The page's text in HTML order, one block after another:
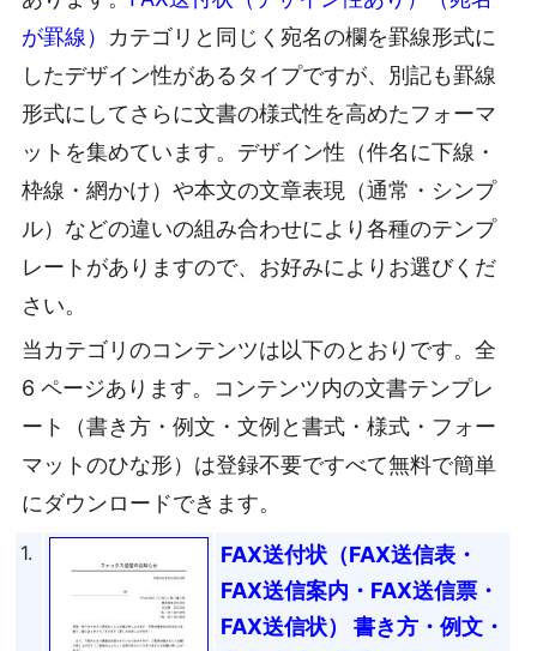
が罫線） カテゴリと同じく宛名の欄を罫線形式に
したデザイン性があるタイプですが、別記も罫線
形式にしてさらに文書の様式性を高めたフォーマ
ットを集めています。デザイン性（件名に下線・
枠線・網かけ）や本文の文章表現（通常・シンプ
ル）などの違いの組み合わせにより各種のテンプ
レートがありますので、お好みによりお選びくだ
さい。
当カテゴリのコンテンツは以下のとおりです。全
6 ページあります。コンテンツ内の文書テンプレ
ート（書き方・例文・文例と書式・様式・フォー
マットのひな形）は登録不要ですべて無料で簡単
にダウンロードできます。
1.
FAX送付状（FAX送信表・
FAX送信案内・FAX送信票・
FAX送信状） 書き方・例文・